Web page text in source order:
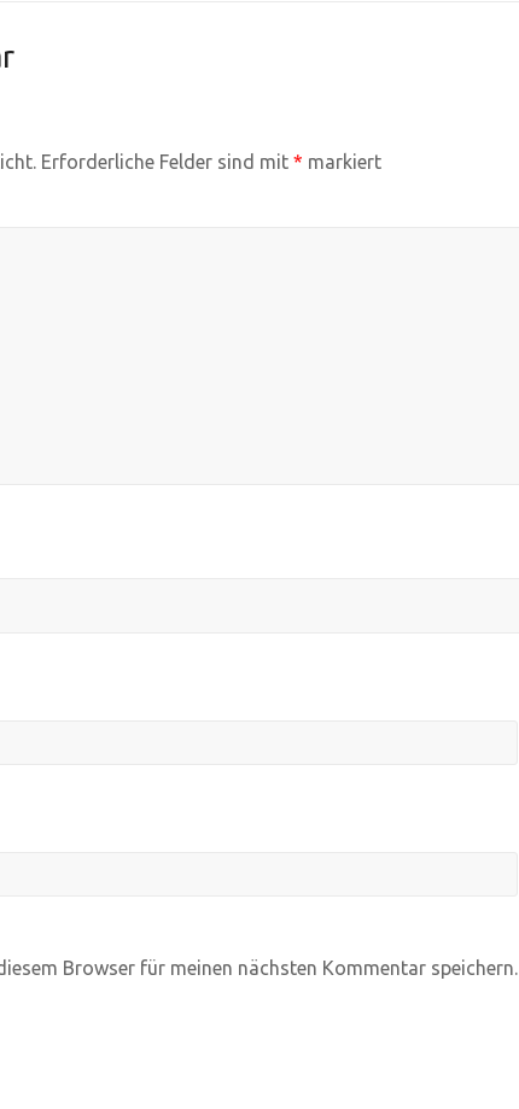
Erforderliche Felder sind mit * markiert
Browser für meinen nächsten Kommentar speichern.